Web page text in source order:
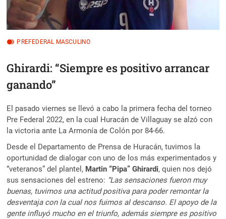
PREFEDERAL MASCULINO
Ghirardi: “Siempre es positivo arrancar
ganando”
El pasado viernes se llevó a cabo la primera fecha del torneo
Pre Federal 2022, en la cual Huracán de Villaguay se alzó con
la victoria ante La Armonía de Colón por 84-66.
Desde el Departamento de Prensa de Huracán, tuvimos la
oportunidad de dialogar con uno de los más experimentados y
“veteranos” del plantel, Martin “Pipa” Ghirardi, quien nos dejó
sus sensaciones del estreno: “Las sensaciones fueron muy
buenas, tuvimos una actitud positiva para poder remontar la
desventaja con la cual nos fuimos al descanso. El apoyo de la
gente influyó mucho en el triunfo, además siempre es positivo